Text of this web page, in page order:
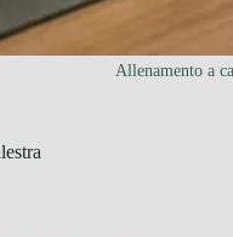
Allenamento a